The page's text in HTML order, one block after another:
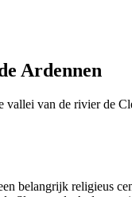
Ardennen
van de rivier de
belangrijk religieus